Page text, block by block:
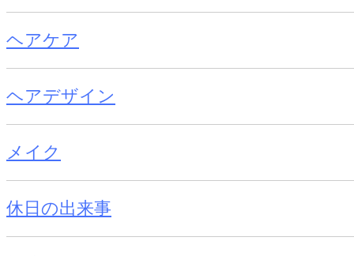
ヘアケア
ヘアデザイン
メイク
休日の出来事